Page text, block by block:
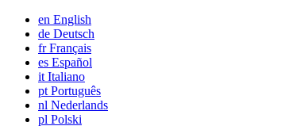
en English
de Deutsch
frFrançais
es Español
it Italiano
pt Português
nl Nederlands
pl Polski